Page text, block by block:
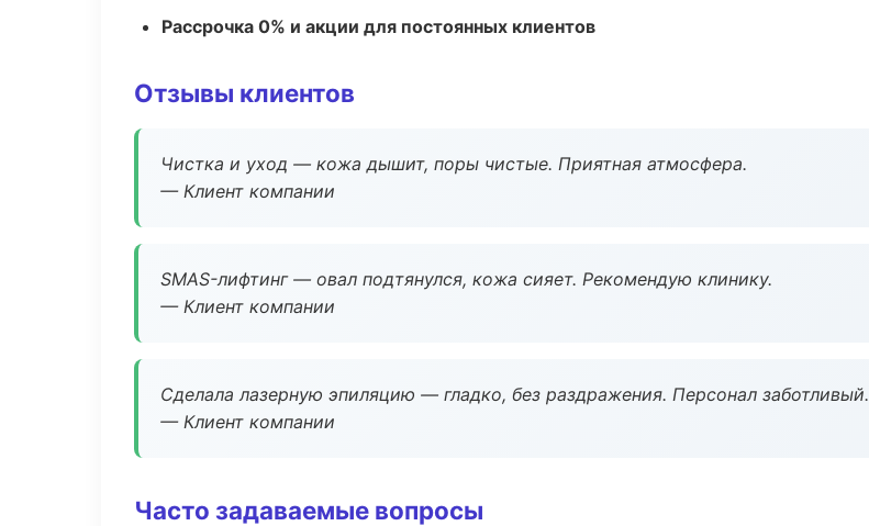
Рассрочка 0% и акции для постоянных клиентов
Отзывы клиентов
Чистка и уход — кожа дышит, поры чистые. Приятная атмосфера.
— Клиент компании
SMAS-лифтинг — овал подтянулся, кожа сияет. Рекомендую клинику.
— Клиент компании
Сделала лазерную эпиляцию — гладко, без раздражения. Персонал заботливый.
— Клиент компании
Часто задаваемые вопросы